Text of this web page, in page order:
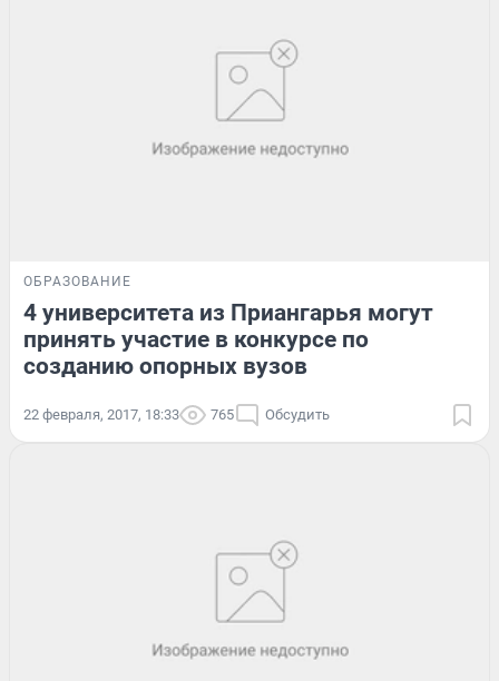
ОБРАЗОВАНИЕ
4 университета из Приангарья могут
принять участие в конкурсе по
созданию опорных вузов
22 февраля, 2017, 18:33 765 Обсудить